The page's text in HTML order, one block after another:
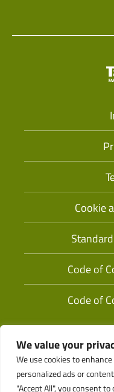
We value your
We use cookies to
personalized ads or
"Accept All", you consent to
Cookie
Code of
Code of